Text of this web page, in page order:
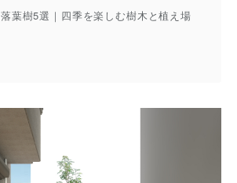
葉樹5選｜四季を楽しむ樹木と植え場